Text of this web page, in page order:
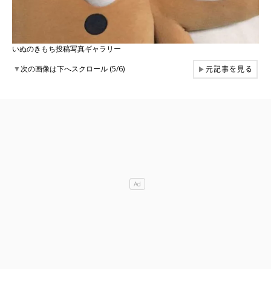
いぬのきもち投稿写真ギャラリー
▼次の画像は下へスクロール (5/6) ▶元記事を見る